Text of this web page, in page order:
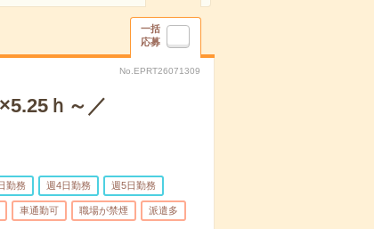
一括
応募
No.EPRT26071309
ｈ～／
勤務 週4日勤務 週5日勤務
車通勤可 職場が禁煙 派遣多